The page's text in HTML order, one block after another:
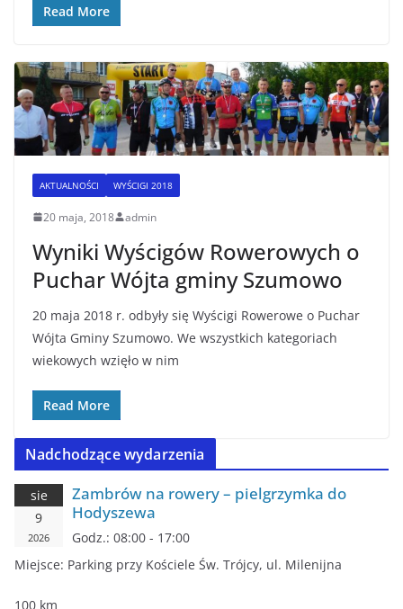
Read More
AKTUALNOŚCI WYŚCIGI 2018
20 maja, 2018 admin
Wyniki Wyścigów Rowerowych o
Puchar Wójta gminy Szumowo
20 maja 2018 r. odbyły się Wyścigi Rowerowe o Puchar
Wójta Gminy Szumowo. We wszystkich kategoriach
wiekowych wzięło w nim
Read More
Nadchodzące wydarzenia
sie
9
2026
Zambrów na rowery – pielgrzymka do
Hodyszewa
Godz.: 08:00 - 17:00
Miejsce: Parking przy Kościele Św. Trójcy, ul. Milenijna
100 km